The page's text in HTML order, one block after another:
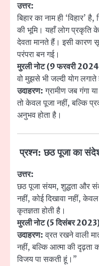
उत्तर:
बिहार का नाम ही
की भूमि। यहाँ लोग
देवता मानते हैं। इसी कारण
परंपरा बन गई।
मुरली नोट (9 फरवरी
वो मुझसे भी जल्दी योग
उदाहरण:ग्रामीण जब गंगा
तो केवल पूजा नहीं, बल्कि
अनुभव होता है।
प्रश्न: छठ पूजा का
उत्तर:
छठ पूजा संयम, शुद्धता और
नहीं, कोई दिखावा नहीं,
कृतज्ञता होती है।
मुरली नोट (5 दिसंबर
उदाहरण:व्रत रखने वाली
नहीं, बल्कि आत्मा की दृढ़ता
विजय पा सकती हूं।”